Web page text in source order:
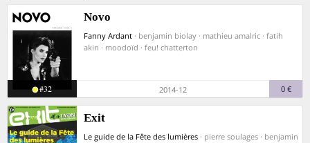
Novo
Fanny Ardant · benjamin biolay · mathieu amalric · fatih
akin · moodoïd · feu! chatterton
#32 2014-12 0 €
Exit
Le guide de la Fête des lumières · pierre soulages · benjamin